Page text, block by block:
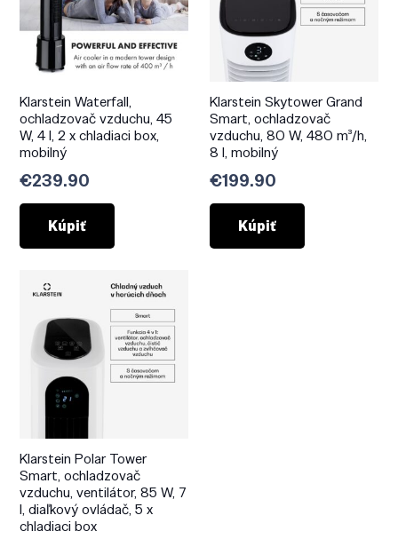
Klarstein Waterfall,
ochladzovač vzduchu, 45
W, 4 l, 2 x chladiaci box,
mobilný
€239.90
Kúpiť
Klarstein Skytower Grand
Smart, ochladzovač
vzduchu, 80 W, 480 m³/h,
8 l, mobilný
€199.90
Kúpiť
Klarstein Polar Tower
Smart, ochladzovač
vzduchu, ventilátor, 85 W, 7
l, diaľkový ovládač, 5 x
chladiaci box